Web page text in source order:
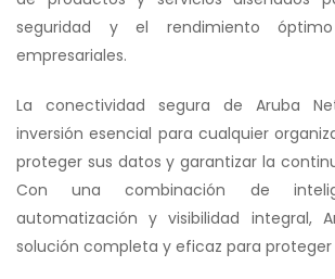
seguridad y el rendimiento
empresariales.
La conectividad segura de Aruba
inversión esencial para cualquier
proteger sus datos y garantizar la
Con una combinación de
automatización y visibilidad integral,
solución completa y eficaz para proteger